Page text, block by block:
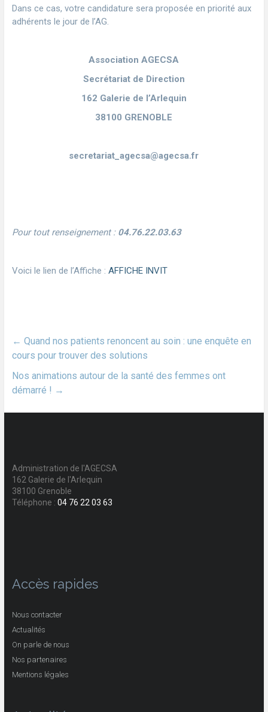
Dans ce cas, votre candidature sera proposée en priorité aux
adhérents le jour de l’AG.
Association AGECSA
Secrétariat de Direction
162 Galerie de l’Arlequin
38100 GRENOBLE
secretariat_agecsa@agecsa.fr
Pour tout renseignement : 04.76.22.03.63
Voici le lien de l’Affiche : AFFICHE INVIT
← Quand nos patients renoncent au soin : une enquête en
cours pour trouver des solutions
Nos animations autour de la santé des femmes ont
démarré ! →
Administration de l'AGECSA
162 Galerie de l'Arlequin
38100 Grenoble
Téléphone : 04 76 22 03 63
Accès rapides
Nous contacter
Actualités
On parle de nous
Nos partenaires
Mentions légales